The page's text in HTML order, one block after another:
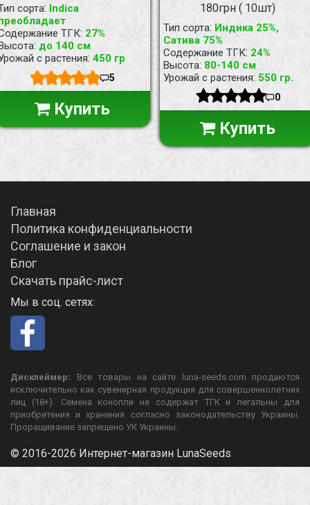
сорта: Indica
ТГК: 27%
: до 140 см
с растения: 450 гр
5
Купить
180грн ( 10шт)
Тип сорта: Индика 25%,
Сатива 75%
Содержание ТГК: 24%
Высота: 80-140 см
Урожай с растения: 550 гр.
0
Купить
Главная
Политика конфиденциальности
Соглашение и закон
Блог
Скачать прайс-лист
Мы в соц. сетях:
Дисклеймер: Все товары на сайте luna-seeds.com продаются
исключительно как сувенирная продукция для совершеннолетних
лиц (18+). Семена конопли не содержат ТГК и легальны для
приобретения и хранения согласно законодательству Украины.
Проращивание запрещено УК Украины.
© 2016-2026 Интернет-магазин LunaSeeds